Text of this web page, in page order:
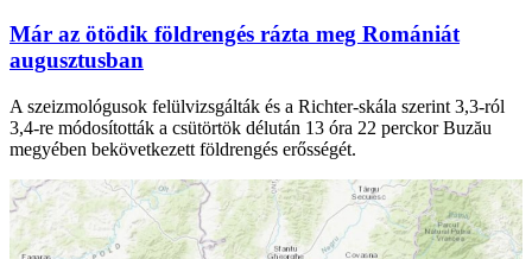
Már az ötödik földrengés rázta meg Romániát
augusztusban
A szeizmológusok felülvizsgálták és a Richter-skála szerint 3,3-ról
3,4-re módosították a csütörtök délután 13 óra 22 perckor Buzău
megyében bekövetkezett földrengés erősségét.